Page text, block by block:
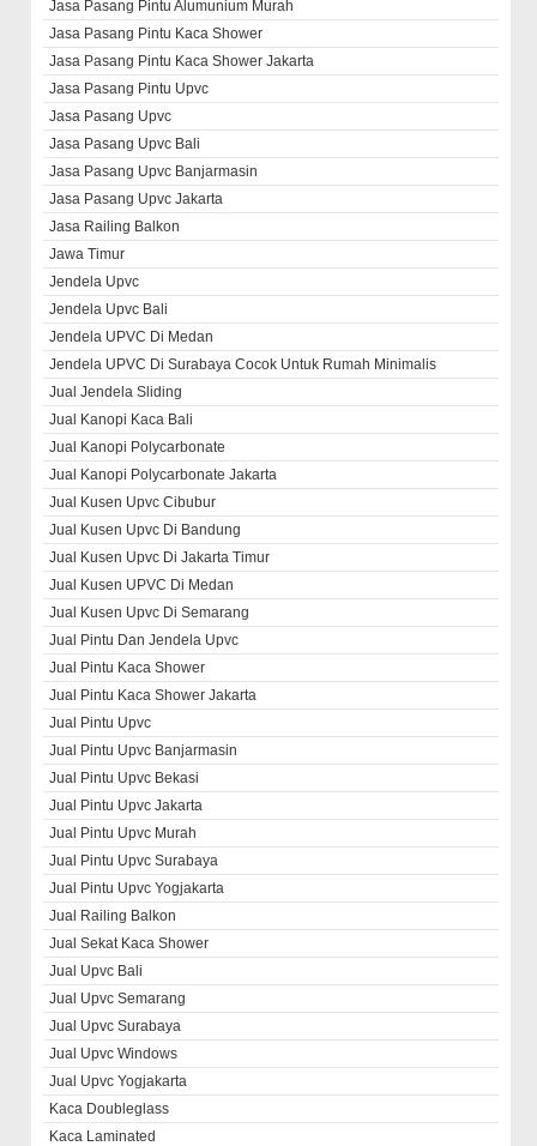
Jasa Pasang Pintu Alumunium Murah
Jasa Pasang Pintu Kaca Shower
Jasa Pasang Pintu Kaca Shower Jakarta
Jasa Pasang Pintu Upvc
Jasa Pasang Upvc
Jasa Pasang Upvc Bali
Jasa Pasang Upvc Banjarmasin
Jasa Pasang Upvc Jakarta
Jasa Railing Balkon
Jawa Timur
Jendela Upvc
Jendela Upvc Bali
Jendela UPVC Di Medan
Jendela UPVC Di Surabaya Cocok Untuk Rumah Minimalis
Jual Jendela Sliding
Jual Kanopi Kaca Bali
Jual Kanopi Polycarbonate
Jual Kanopi Polycarbonate Jakarta
Jual Kusen Upvc Cibubur
Jual Kusen Upvc Di Bandung
Jual Kusen Upvc Di Jakarta Timur
Jual Kusen UPVC Di Medan
Jual Kusen Upvc Di Semarang
Jual Pintu Dan Jendela Upvc
Jual Pintu Kaca Shower
Jual Pintu Kaca Shower Jakarta
Jual Pintu Upvc
Jual Pintu Upvc Banjarmasin
Jual Pintu Upvc Bekasi
Jual Pintu Upvc Jakarta
Jual Pintu Upvc Murah
Jual Pintu Upvc Surabaya
Jual Pintu Upvc Yogjakarta
Jual Railing Balkon
Jual Sekat Kaca Shower
Jual Upvc Bali
Jual Upvc Semarang
Jual Upvc Surabaya
Jual Upvc Windows
Jual Upvc Yogjakarta
Kaca Doubleglass
Kaca Laminated